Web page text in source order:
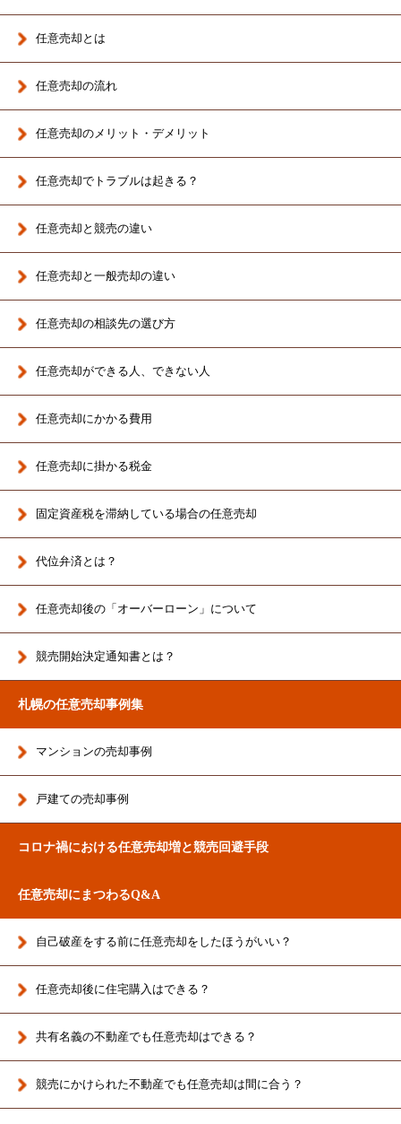
任意売却とは
任意売却の流れ
任意売却のメリット・デメリット
任意売却でトラブルは起きる？
任意売却と競売の違い
任意売却と一般売却の違い
任意売却の相談先の選び方
任意売却ができる人、できない人
任意売却にかかる費用
任意売却に掛かる税金
固定資産税を滞納している場合の任意売却
代位弁済とは？
任意売却後の「オーバーローン」について
競売開始決定通知書とは？
札幌の任意売却事例集
マンションの売却事例
戸建ての売却事例
コロナ禍における任意売却増と競売回避手段
任意売却にまつわるQ&A
自己破産をする前に任意売却をしたほうがいい？
任意売却後に住宅購入はできる？
共有名義の不動産でも任意売却はできる？
競売にかけられた不動産でも任意売却は間に合う？